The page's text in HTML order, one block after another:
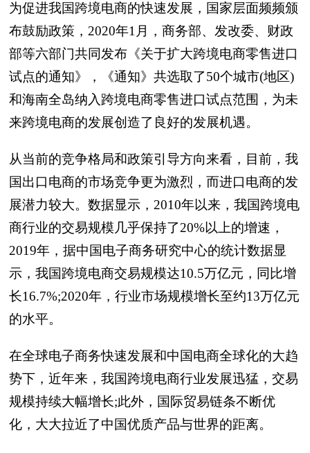
为促进我国跨境电商的快速发展，国家层面频频颁
布鼓励政策，2020年1月，商务部、发改委、财政
部等六部门共同发布《关于扩大跨境电商零售进口
试点的通知》，《通知》共选取了50个城市(地区)
和海南全岛纳入跨境电商零售进口试点范围，为未
来跨境电商的发展创造了良好的发展机遇。
从当前的竞争格局和政策引导方向来看，目前，我
国出口电商的市场竞争更为激烈，而进口电商的发
展潜力较大。数据显示，2010年以来，我国跨境电
商行业的交易规模几乎保持了20%以上的增速，
2019年，据中国电子商务研究中心的统计数据显
示，我国跨境电商交易规模达10.5万亿元，同比增
长16.7%;2020年，行业市场规模增长至约13万亿元
的水平。
在全球电子商务快速发展和中国电商全球化的大趋
势下，近年来，我国跨境电商行业发展迅猛，交易
规模持续大幅增长;此外，国际贸易链条不断优
化，大大拉近了中国优质产品与世界的距离。